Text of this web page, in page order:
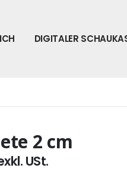
DIGITALER
2 cm
USt.